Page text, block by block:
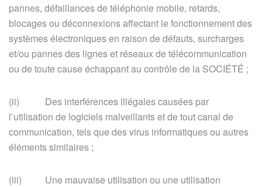
pannes, défaillances de téléphonie mobile, retards,
blocages ou déconnexions affectant le fonctionnement des
systèmes électroniques en raison de défauts, surcharges
et/ou pannes des lignes et réseaux de télécommunication
ou de toute cause échappant au contrôle de la SOCIÉTÉ ;
(ii) Des interférences illégales causées par
l’utilisation de logiciels malveillants et de tout canal de
communication, tels que des virus informatiques ou autres
éléments similaires ;
(iii) Une mauvaise utilisation ou une utilisation